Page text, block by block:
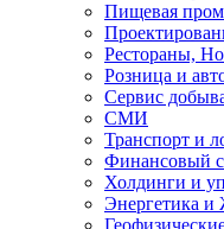
Пищевая
Рестораны,
Розница и
Сервис
СМИ
Транспорт и
Финансовый
Холдинги и
Энергетика